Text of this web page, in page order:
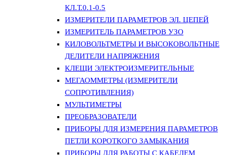
КЛ.Т.0.1-0.5
ИЗМЕРИТЕЛИ ПАРАМЕТРОВ ЭЛ. ЦЕПЕЙ
ИЗМЕРИТЕЛЬ ПАРАМЕТРОВ УЗО
КИЛОВОЛЬТМЕТРЫ И ВЫСОКОВОЛЬТНЫЕ
ДЕЛИТЕЛИ НАПРЯЖЕНИЯ
КЛЕЩИ ЭЛЕКТРОИЗМЕРИТЕЛЬНЫЕ
МЕГАОММЕТРЫ (ИЗМЕРИТЕЛИ
СОПРОТИВЛЕНИЯ)
МУЛЬТИМЕТРЫ
ПРЕОБРАЗОВАТЕЛИ
ПРИБОРЫ ДЛЯ ИЗМЕРЕНИЯ ПАРАМЕТРОВ
ПЕТЛИ КОРОТКОГО ЗАМЫКАНИЯ
ПРИБОРЫ ДЛЯ РАБОТЫ С КАБЕЛЕМ